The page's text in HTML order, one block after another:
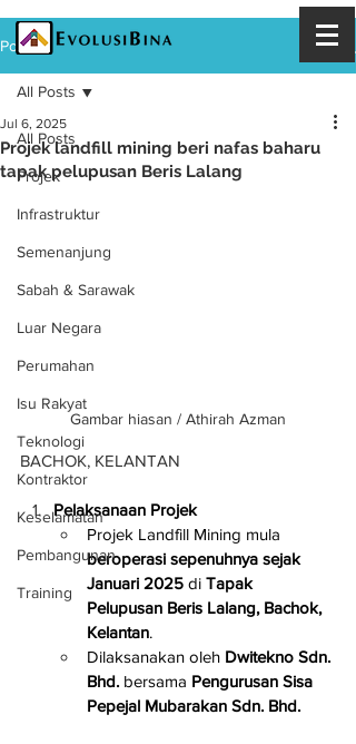
Post
All Posts
Projek
Infrastruktur
Semenanjung
Sabah & Sarawak
Luar Negara
Perumahan
Isu Rakyat
Teknologi
Kontraktor
Keselamatan
Pembangunan
Training
All Posts
Projek landfill mining beri nafas baharu
tapak pelupusan Beris Lalang
Jul 6, 2025
Gambar hiasan / Athirah Azman
BACHOK, KELANTAN
Pelaksanaan Projek
Projek Landfill Mining mula
beroperasi sepenuhnya sejak
Januari 2025 di Tapak
Pelupusan Beris Lalang, Bachok,
Kelantan.
Dilaksanakan oleh Dwitekno Sdn.
Bhd. bersama Pengurusan Sisa
Pepejal Mubarakan Sdn. Bhd.